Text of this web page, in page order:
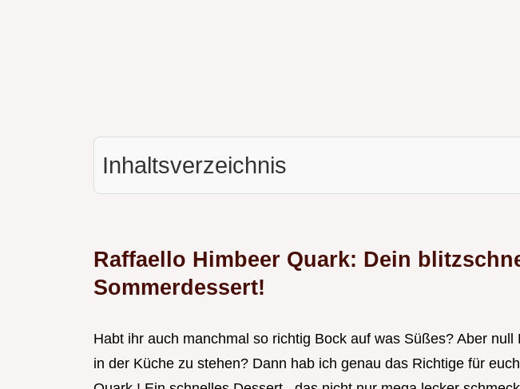
Inhaltsverzeichnis
Raffaello Himbeer Quark: Dein
Sommerdessert!
Habt ihr auch manchmal so richtig Bock auf was Süßes? Aber null
in der Küche zu stehen? Dann hab ich genau das Richtige für